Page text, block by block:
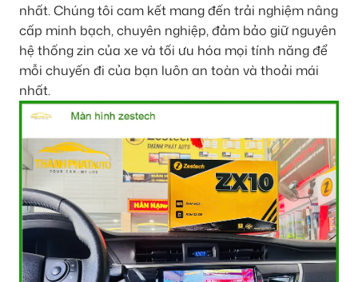
nhất. Chúng tôi cam kết mang đến trải nghiệm nâng
cấp minh bạch, chuyên nghiệp, đảm bảo giữ nguyên
hệ thống zin của xe và tối ưu hóa mọi tính năng để
mỗi chuyến đi của bạn luôn an toàn và thoải mái
nhất.